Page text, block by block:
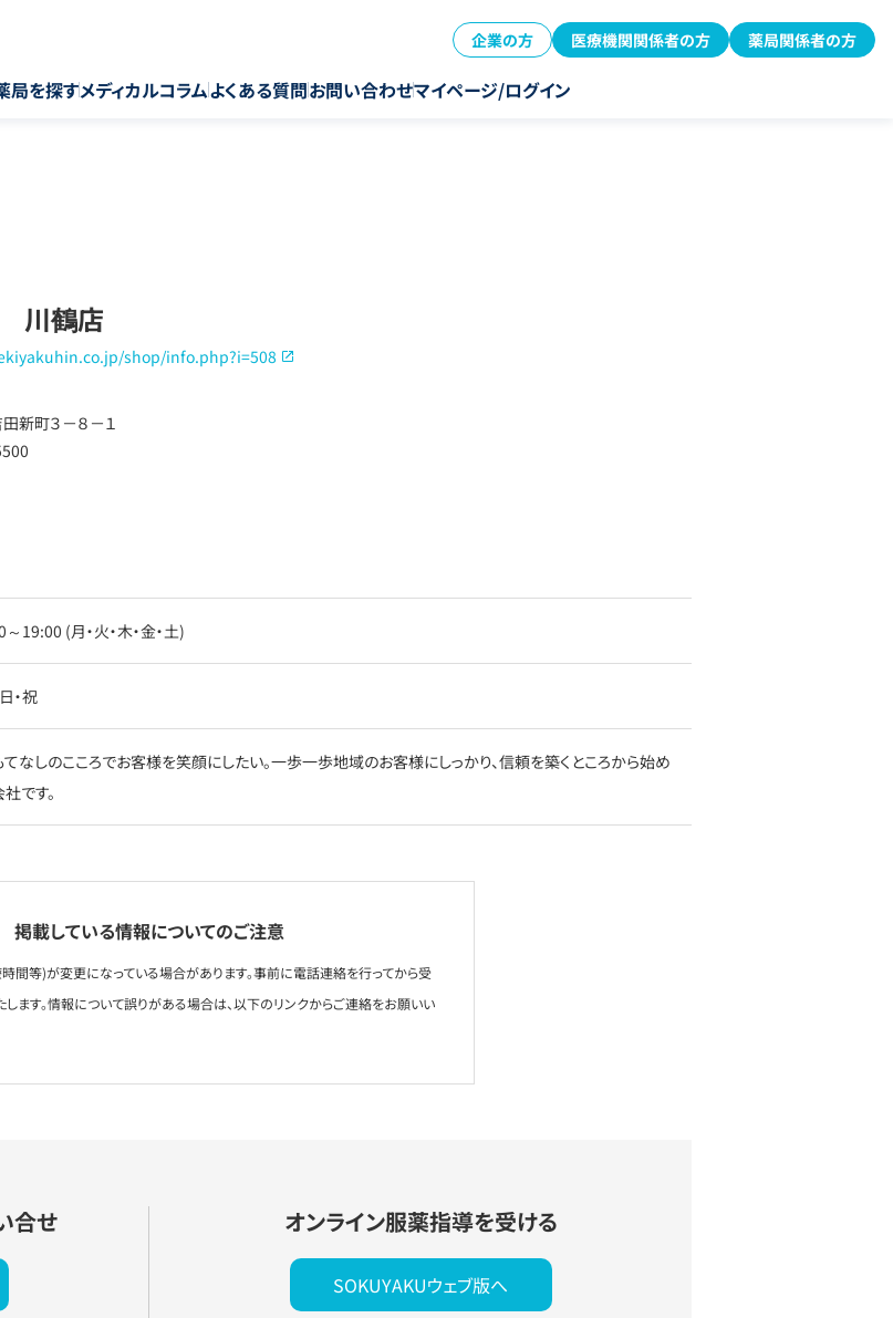
企業の方 医療機関関係者の方 薬局関係者の方
局を探すメディカルコラムよくある質問お問い合わせマイページ/ログイン
川鶴店
shop/info.php?i=508
新町３－８－１
19:00 (月・火・木・金・土)
・祝
てなしのこころでお客様を笑顔にしたい。一歩一歩地域のお客様にしっかり、信頼を築くところから始め
です。
掲載している情報についてのご注意
間等)が変更になっている場合があります。事前に電話連絡を行ってから受
ます。情報について誤りがある場合は、以下のリンクからご連絡をお願いい
合せ オンライン服薬指導を受ける
SOKUYAKUウェブ版へ